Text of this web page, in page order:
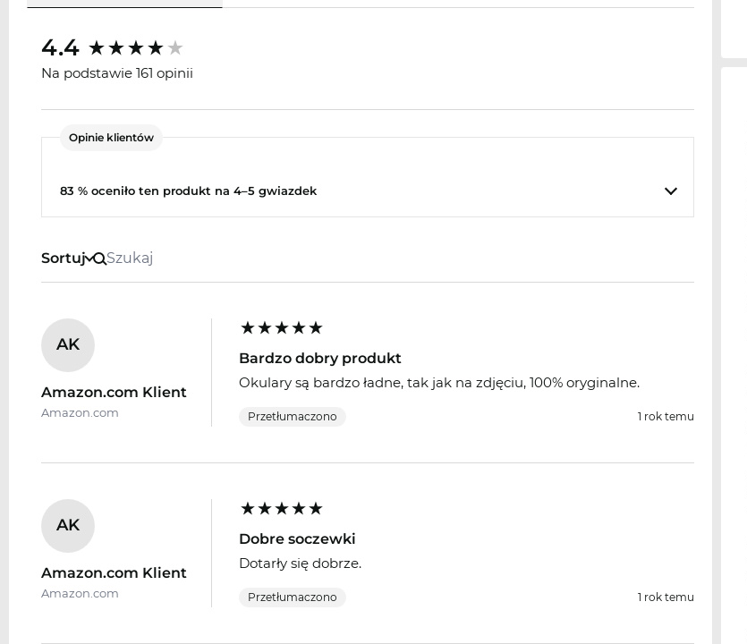
4.4
Na podstawie 161 opinii
Opinie klientów
83 % oceniło ten produkt na 4–5 gwiazdek
Sortuj
AK
Amazon.com Klient
Amazon.com
Bardzo dobry produkt
Okulary są bardzo ładne, tak jak na zdjęciu, 100% oryginalne.
Przetłumaczono 1 rok temu
AK
Amazon.com Klient
Amazon.com
Dobre soczewki
Dotarły się dobrze.
Przetłumaczono 1 rok temu